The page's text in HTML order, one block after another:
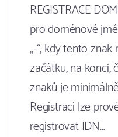
REGISTRACE
pro doménové
„-“, kdy tento
začátku, na konci,
znaků je
Registraci lze
registrovat IDN…